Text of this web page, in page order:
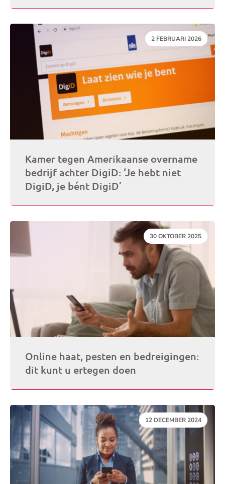
DATUM:
2 FEBRUARI 2026
Kamer tegen Amerikaanse overname
bedrijf achter DigiD: ‘Je hebt niet
DigiD, je bént DigiD’
DATUM:
30 OKTOBER 2025
Online haat, pesten en bedreigingen:
dit kunt u ertegen doen
DATUM:
12 DECEMBER 2024